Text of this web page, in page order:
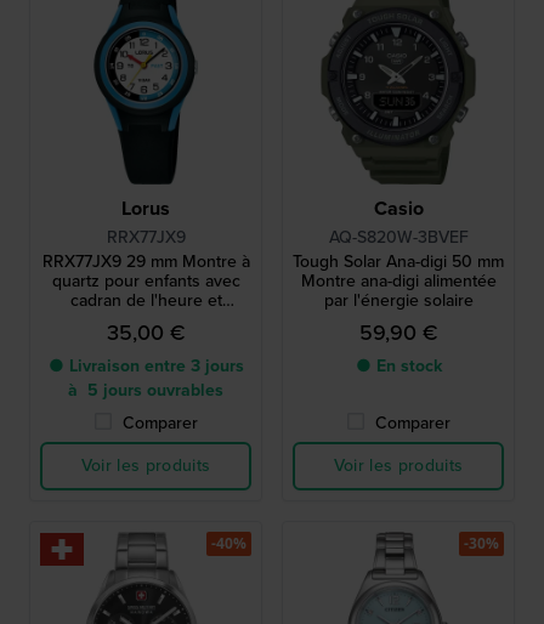
Lorus
RRX77JX9
RRX77JX9 29 mm Montre à
quartz pour enfants avec
cadran de l'heure et
bracelet en silicone
35,00 €
● Livraison entre 3 jours
à 5 jours ouvrables
Comparer
Voir les produits
Casio
AQ-S820W-3BVEF
Tough Solar Ana-digi 50 mm
Montre ana-digi alimentée
par l'énergie solaire
59,90 €
● En stock
Comparer
Voir les produits
-40% -30%